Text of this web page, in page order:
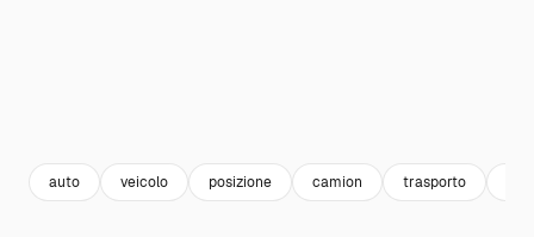
auto veicolo posizione camion trasporto